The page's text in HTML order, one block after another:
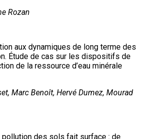
Rozan
aux dynamiques de long terme des
Étude de cas sur les dispositifs de
de la ressource d’eau minérale
Marc Benoît, Hervé Dumez, Mourad
pollution des sols fait surface : de